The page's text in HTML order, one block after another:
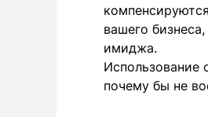
вашего
имиджа.
Использование
почему бы не